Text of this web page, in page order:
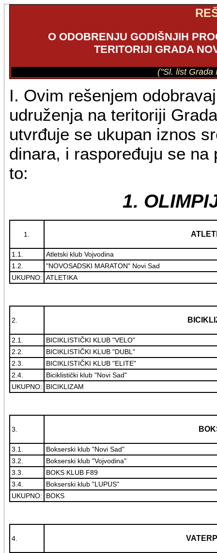
O ODOBRENJU GODIŠNJIH
TERITORIJI GRADA
("Sl. list Grada
I. Ovim rešenjem
udruženja na teritoriji
utvrđuje se ukupan iznos
dinara, i raspoređuju se
to:
1.
1.
1.1.
Atletski klub Vojvodina
1.2.
"NOVOSADSKI MARATON" Novi Sad
UKUPNO: ATLETIKA
2.
2.1.
BICIKLISTIČKI KLUB "VELO"
2.2.
BICIKLISTIČKI KLUB "DUBL"
2.3.
BICIKLISTIČKI KLUB "ELITE"
2.4.
Biciklistički klub "Novi Sad"
UKUPNO:
BICIKLIZAM
3.
3.1.
Bokserski klub "Novi Sad"
3.2.
Bokserski klub "Vojvodina"
3.3.
BOKS KLUB F89
3.4.
Bokserski klub "LUPUS"
UKUPNO:
BOKS
4.